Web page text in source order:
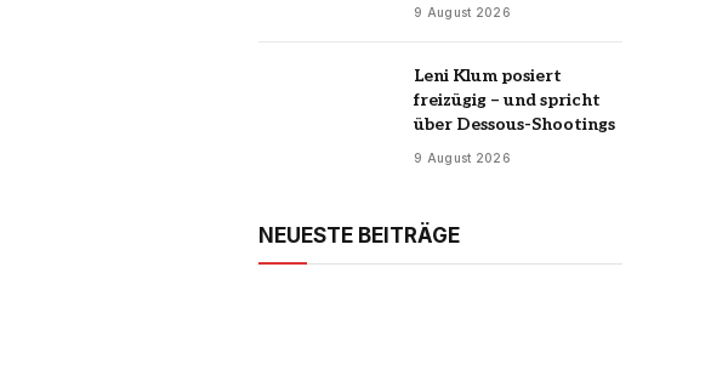
9 August 2026
Leni Klum posiert
freizügig – und spricht
über Dessous-Shootings
9 August 2026
NEUESTE BEITRÄGE